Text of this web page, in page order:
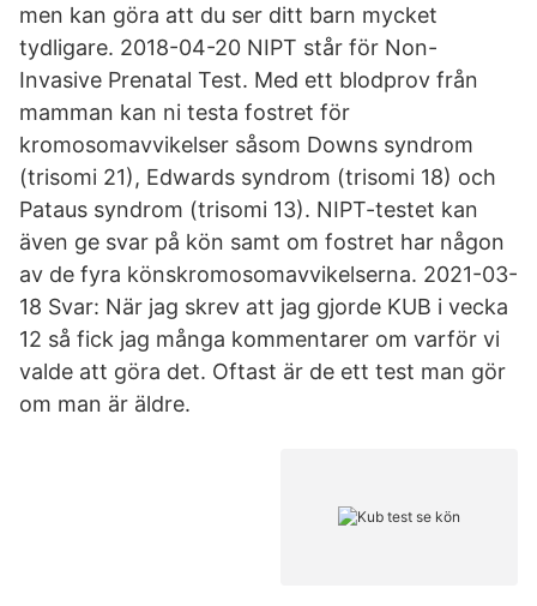
men kan göra att du ser ditt barn mycket
tydligare. 2018-04-20 NIPT står för Non-
Invasive Prenatal Test. Med ett blodprov från
mamman kan ni testa fostret för
kromosomavvikelser såsom Downs syndrom
(trisomi 21), Edwards syndrom (trisomi 18) och
Pataus syndrom (trisomi 13). NIPT-testet kan
även ge svar på kön samt om fostret har någon
av de fyra könskromosomavvikelserna. 2021-03-
18 Svar: När jag skrev att jag gjorde KUB i vecka
12 så fick jag många kommentarer om varför vi
valde att göra det. Oftast är de ett test man gör
om man är äldre.